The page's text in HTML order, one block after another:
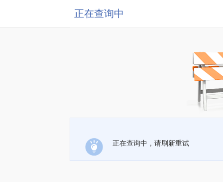
正在查询中
正在查询中，请刷新重试